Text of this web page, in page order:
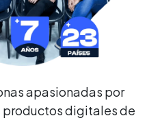
apasionadas por
productos digitales de